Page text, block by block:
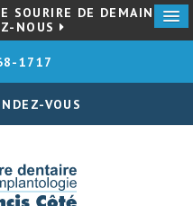
SOURIRE DE DEMAIN
NOUS
1717
VOUS